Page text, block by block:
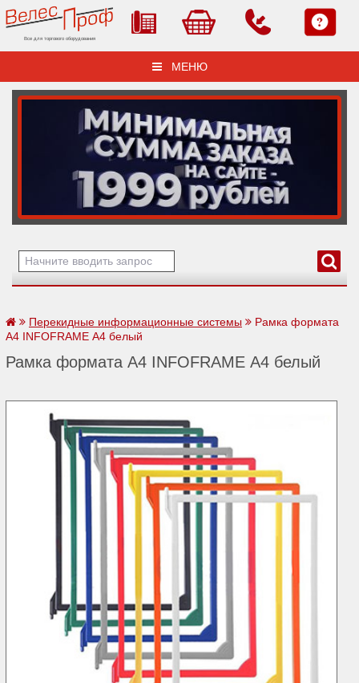
Все для торгового оборудования
МЕНЮ
Перекидные информационные системы
Рамка формата
А4 INFOFRAME А4 белый
Рамка формата А4 INFOFRAME А4 белый